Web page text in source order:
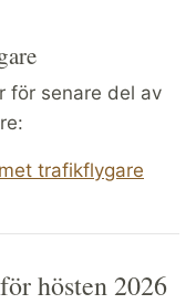
för senare del av
trafikflygare
hösten 2026